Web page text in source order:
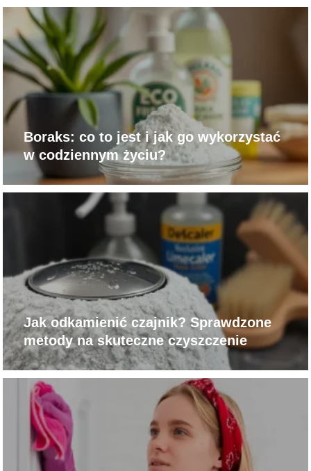
Boraks: co to jest i jak go wykorzystać
w codziennym życiu?
Jak odkamienić czajnik? Sprawdzone
metody na skuteczne czyszczenie